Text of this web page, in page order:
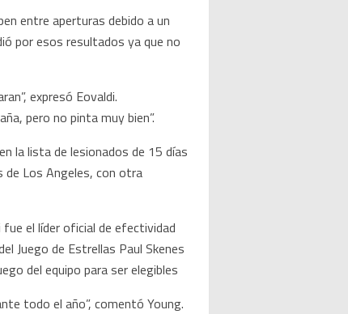
entre aperturas debido a un
por esos resultados ya que no
expresó Eovaldi.
pero no pinta muy bien”.
la lista de lesionados de 15 días
de Los Angeles, con otra
el líder oficial de efectividad
Juego de Estrellas Paul Skenes
del equipo para ser elegibles
todo el año”, comentó Young.